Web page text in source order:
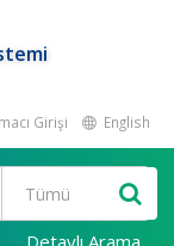
Girişi English
Detaylı Arama